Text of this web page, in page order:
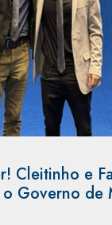
Cleitinho e
Governo de